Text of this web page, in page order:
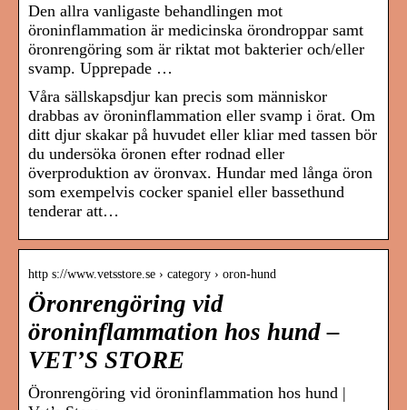
Den allra vanligaste behandlingen mot
öroninflammation är medicinska örondroppar samt
öronrengöring som är riktat mot bakterier och/eller
svamp. Upprepade …
Våra sällskapsdjur kan precis som människor
drabbas av öroninflammation eller svamp i örat. Om
ditt djur skakar på huvudet eller kliar med tassen bör
du undersöka öronen efter rodnad eller
överproduktion av öronvax. Hundar med långa öron
som exempelvis cocker spaniel eller bassethund
tenderar att…
http s://www.vetsstore.se › category › oron-hund
Öronrengöring vid
öroninflammation hos hund –
VET’S STORE
Öronrengöring vid öroninflammation hos hund |